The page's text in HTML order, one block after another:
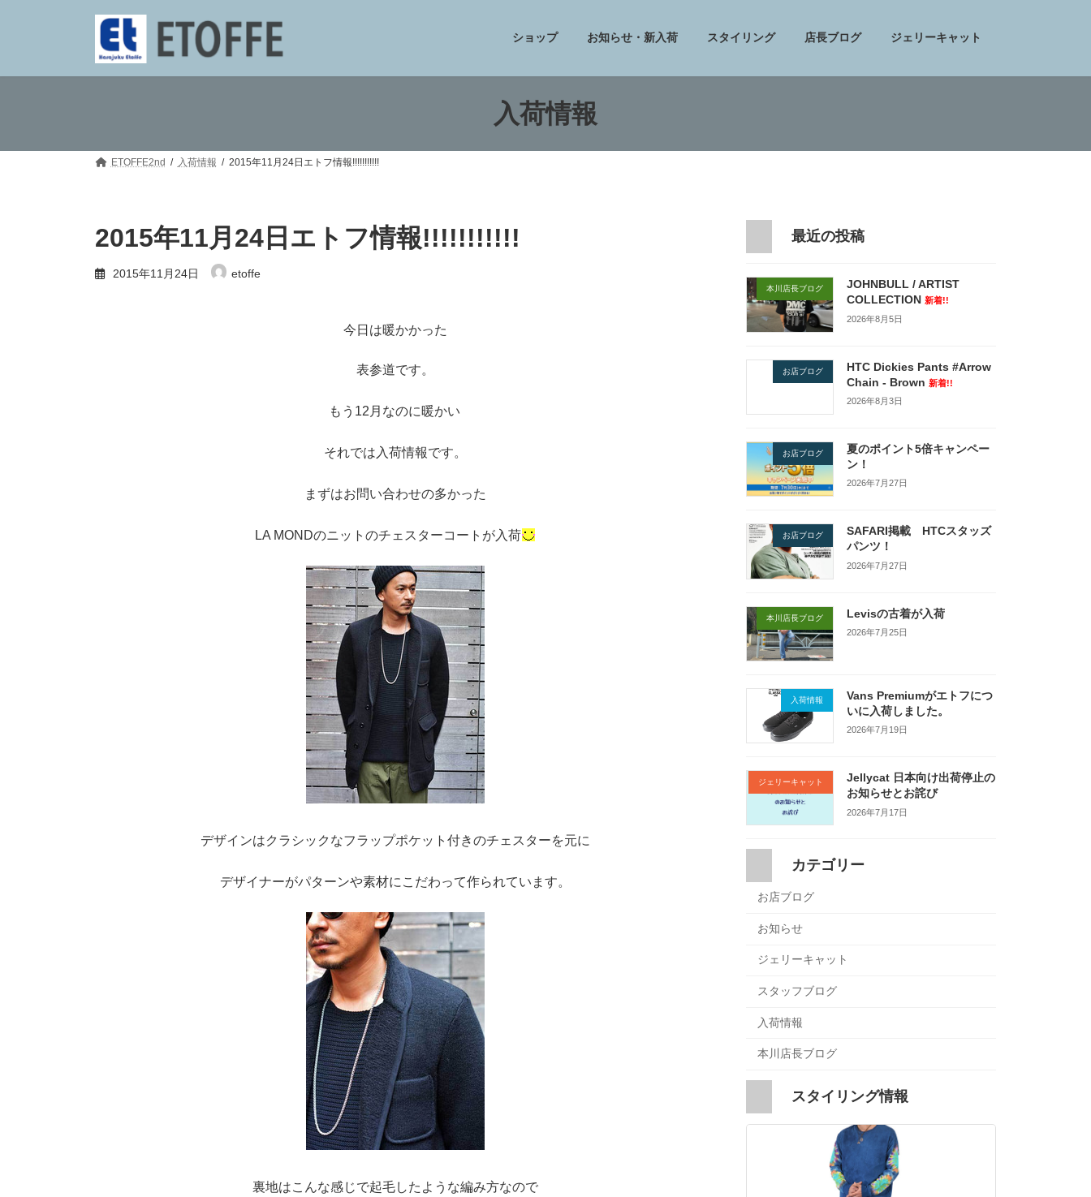
ツ
シ
ショップ お知らせ・新入荷 スタイリング 店長ブログ ジェリーキャット
入荷情報
ETOFFE2nd 入荷情報 2015年11月24日エトフ情報!!!!!!!!!!!
2015年11月24日エトフ情報!!!!!!!!!!!
2015年11月24日 etoffe
今日は暖かかった
表参道です。
もう12月なのに暖かい
それでは入荷情報です。
まずはお問い合わせの多かった
LA MONDのニットのチェスターコートが入荷
デザインはクラシックなフラップポケット付きのチェスターを元に
デザイナーがパターンや素材にこだわって作られています。
裏地はこんな感じで起毛したような編み方なので
最近の投稿
本川店長ブログ
JOHNBULL / ARTIST
COLLECTION 新着!!
2026年8月5日
お店ブログ
HTC Dickies Pants #Arrow
Chain - Brown 新着!!
2026年8月3日
お店ブログ
夏のポイント5倍キャンペー
ン！
2026年7月27日
お店ブログ
SAFARI掲載 HTCスタッズ
パンツ！
2026年7月27日
本川店長ブログ Levisの古着が入荷
2026年7月25日
入荷情報
Vans Premiumがエトフにつ
いに入荷しました。
2026年7月19日
ジェリーキャット
Jellycat 日本向け出荷停止の
お知らせとお詫び
2026年7月17日
カテゴリー
お店ブログ
お知らせ
ジェリーキャット
スタッフブログ
入荷情報
本川店長ブログ
スタイリング情報